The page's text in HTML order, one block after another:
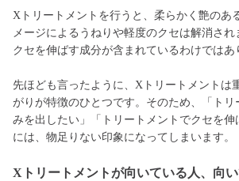
Xトリートメントを行うと、柔らかく艶のあ
メージによるうねりや軽度のクセは解消さ
クセを伸ばす成分が含まれているわけではあ
先ほども言ったように、Xトリートメントは
がりが特徴のひとつです。そのため、「ト
みを出したい」「トリートメントでクセを伸
には、物足りない印象になってしまいます。
Xトリートメントが向いている人、向